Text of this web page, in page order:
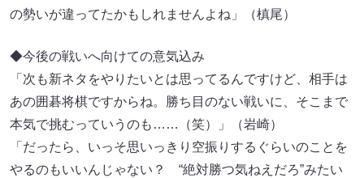
の勢いが違ってたかもしれませんよね」（槙尾）
◆今後の戦いへ向けての意気込み
「次も新ネタをやりたいとは思ってるんですけど、相手は
あの囲碁将棋ですからね。勝ち目のない戦いに、そこまで
本気で挑むっていうのも……（笑）」（岩崎）
「だったら、いっそ思いっきり空振りするぐらいのことを
やるのもいいんじゃない？ “絶対勝つ気ねえだろ”みたい